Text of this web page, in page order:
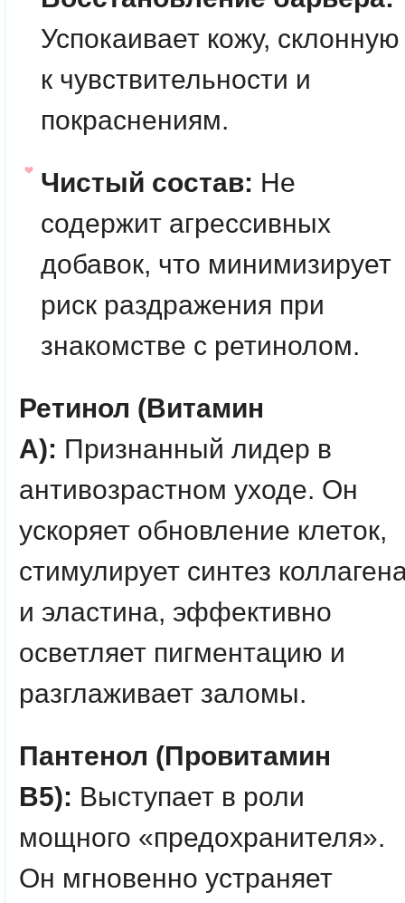
Успокаивает кожу, склонную
к чувствительности и
покраснениям.
Чистый состав: Не
содержит агрессивных
добавок, что минимизирует
риск раздражения при
знакомстве с ретинолом.
Ретинол (Витамин
А): Признанный лидер в
антивозрастном уходе. Он
ускоряет обновление клеток,
стимулирует синтез
и эластина, эффективно
осветляет пигментацию и
разглаживает заломы.
Пантенол (Провитамин
B5): Выступает в роли
мощного «предохранителя».
Он мгновенно устраняет